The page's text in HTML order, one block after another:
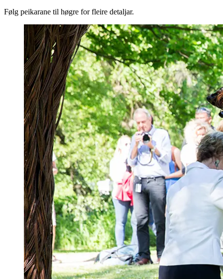
Følg peikarane til høgre for fleire detaljar.